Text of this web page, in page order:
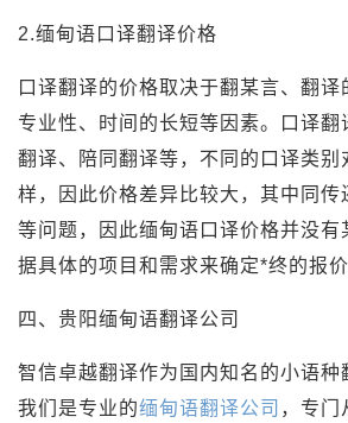
2.缅甸语口译翻译价格
口译翻译的价格取决于翻某言、翻译
专业性、时间的长短等因素。口译翻
翻译、陪同翻译等，不同的口译类别
样，因此价格差异比较大，其中同传
等问题，因此缅甸语口译价格并没有
据具体的项目和需求来确定*终的报价
四、贵阳缅甸语翻译公司
智信卓越翻译作为国内知名的小语种
我们是专业的缅甸语翻译公司 ，专门